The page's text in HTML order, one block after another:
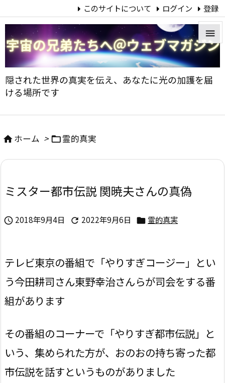
隠された世界の真実を伝え、あなたに光の加護を届
ける場所です


メニ


次へ
このサイトについて ログイン 登録
ホーム > 霊的真実
ミスター都市伝説 関暁夫さんの真偽
 2018年9月4日  2022年9月6日  霊的真実
テレビ東京の番組で「やりすぎコージー」とい
う今田耕司さん東野幸治さんらが司会をする番
組があります
その番組のコーナーで「やりすぎ都市伝説」と
いう、集められた方が、おのおの持ち寄った都
市伝説を話すというものがありました